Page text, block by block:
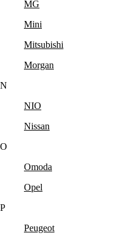
MG
Mini
Mitsubishi
Morgan
N
NIO
Nissan
O
Omoda
Opel
P
Peugeot